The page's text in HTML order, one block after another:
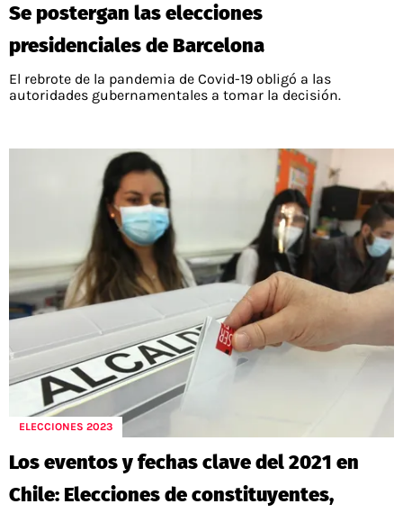
Se postergan las elecciones
presidenciales de Barcelona
El rebrote de la pandemia de Covid-19 obligó a las
autoridades gubernamentales a tomar la decisión.
ELECCIONES 2023
Los eventos y fechas clave del 2021 en
Chile: Elecciones de constituyentes,